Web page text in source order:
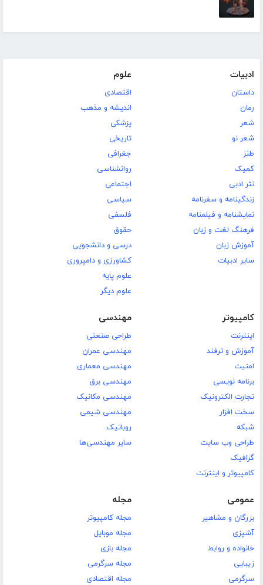
ادبیات
داستان
رمان
شعر
شعر نو
طنز
کمیک
نثر ادبی
زندگینامه و سفرنامه
نمایشنامه و فیلمنامه
فرهنگ لغت و زبان
آموزش زبان
سایر ادبیات
علوم
اقتصادی
اندیشه و مذهب
پزشکی
تاریخی
جغرافی
روانشناسی
اجتماعی
سیاسی
فلسفی
حقوق
درسی و دانشجویی
کشاورزی و دامپروری
علوم پایه
علوم دیگر
کامپیوتر
اینترنت
آموزش و ترفند
امنیت
برنامه نویسی
تجارت الکترونیک
سخت افزار
شبکه
طراحی وب سایت
گرافیک
کامپیوتر و اینترنت
مهندسی
طراحی صنعتی
مهندسی عمران
مهندسی معماری
مهندسی برق
مهندسی مکانیک
مهندسی شیمی
روباتیک
سایر مهندسی‌ها
عمومی
بزرگان و مشاهیر
آشپزی
خانواده و روابط
زیبایی
سرگرمی
مجله
مجله کامپیوتر
مجله موبایل
مجله بازی
مجله سرگرمی
مجله اقتصادی